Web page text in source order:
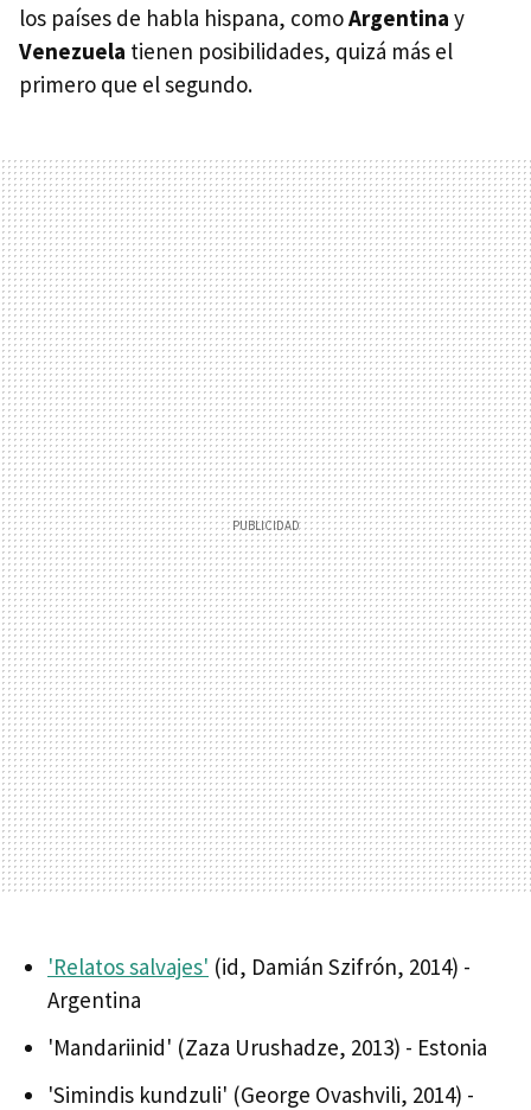
los países de habla hispana, comoArgentina y
Venezuela tienen posibilidades, quizá más el
primero que el segundo.
'Relatos salvajes' (id, Damián Szifrón, 2014) -
Argentina
'Mandariinid' (Zaza Urushadze, 2013) - Estonia
'Simindis kundzuli' (George Ovashvili, 2014) -